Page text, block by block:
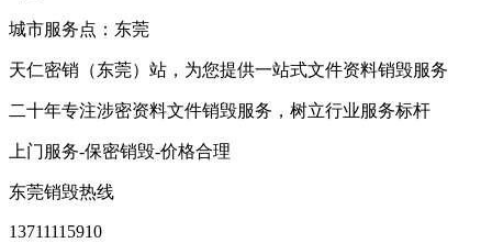
城市服务点：东莞
天仁密销（东莞）站，为您提供一站式文件资料销毁服务
二十年专注涉密资料文件销毁服务，树立行业服务标杆
上门服务-保密销毁-价格合理
东莞销毁热线
13711115910